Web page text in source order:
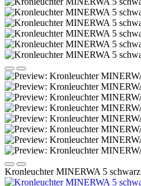
Kronleuchter MINERWA 5 schwarz